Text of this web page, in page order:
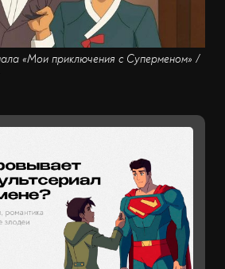
«Мои приключения с Суперменом» /